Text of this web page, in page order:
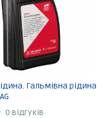
Гальмівна рідина
0 відгуків